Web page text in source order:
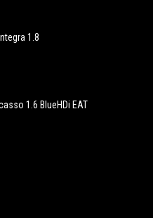
1.8
1.6 BlueHDi EAT